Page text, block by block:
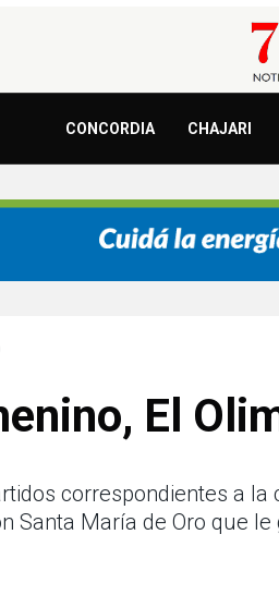
CONCORDIA CHAJARI
El
correspondientes a
Santa María de Oro que